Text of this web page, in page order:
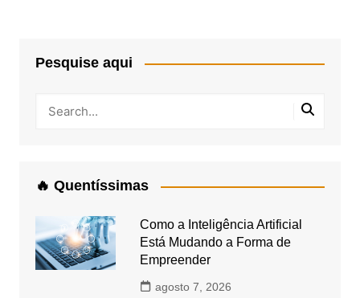
Pesquise aqui
🔥 Quentíssimas
Como a Inteligência Artificial
Está Mudando a Forma de
Empreender
agosto 7, 2026